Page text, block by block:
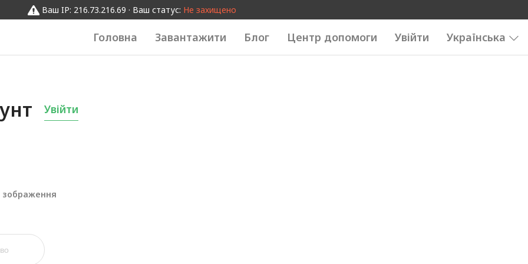
Ваш IP: 216.73.216.69 · Ваш статус: Не захищено
Головна Завантажити Блог Центр допомоги Увійти Українська
Увійти
зображення